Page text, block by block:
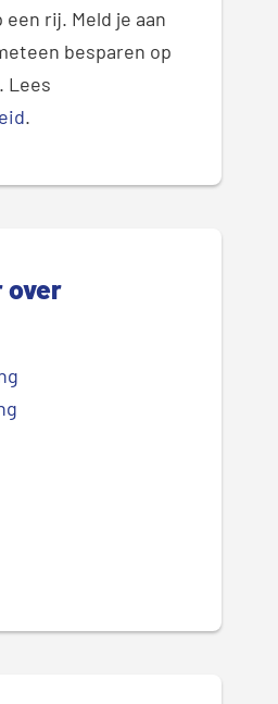
rij. Meld je aan
besparen op
Lees
.
over